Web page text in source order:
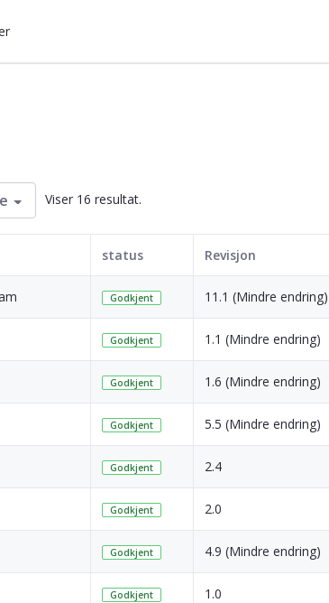
Viser 16 resultat.
status Revisjon
Godkjent 11.1 (Mindre endring)
Godkjent 1.1 (Mindre endring)
Godkjent 1.6 (Mindre endring)
Godkjent 5.5 (Mindre endring)
Godkjent 2.4
Godkjent 2.0
Godkjent 4.9 (Mindre endring)
Godkjent 1.0